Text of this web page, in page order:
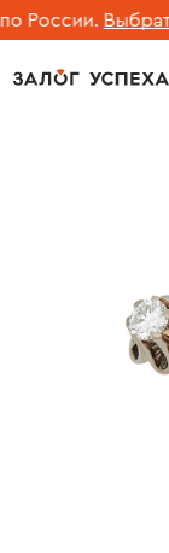
России. Выбрать